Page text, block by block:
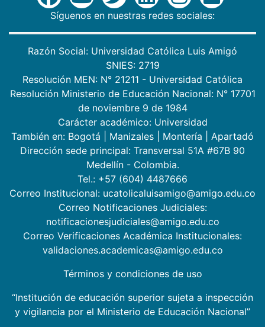
Síguenos en nuestras redes sociales:
Razón Social: Universidad Católica Luis Amigó
SNIES: 2719
Resolución MEN: N° 21211 - Universidad Católica
Resolución Ministerio de Educación Nacional: N° 17701
de noviembre 9 de 1984
Carácter académico: Universidad
También en: Bogotá Manizales Montería
Apartadó
Dirección sede principal: Transversal 51A #67B 90
Medellín - Colombia.
Tel.: +57 (604) 4487666
Correo Institucional: ucatolicaluisamigo@amigo.edu.co
Correo Notificaciones Judiciales:
notificacionesjudiciales@amigo.edu.co
Correo Verificaciones Académica Institucionales:
validaciones.academicas@amigo.edu.co
Términos y condiciones de uso
“Institución de educación superior sujeta a inspección
y vigilancia por el Ministerio de Educación Nacional”